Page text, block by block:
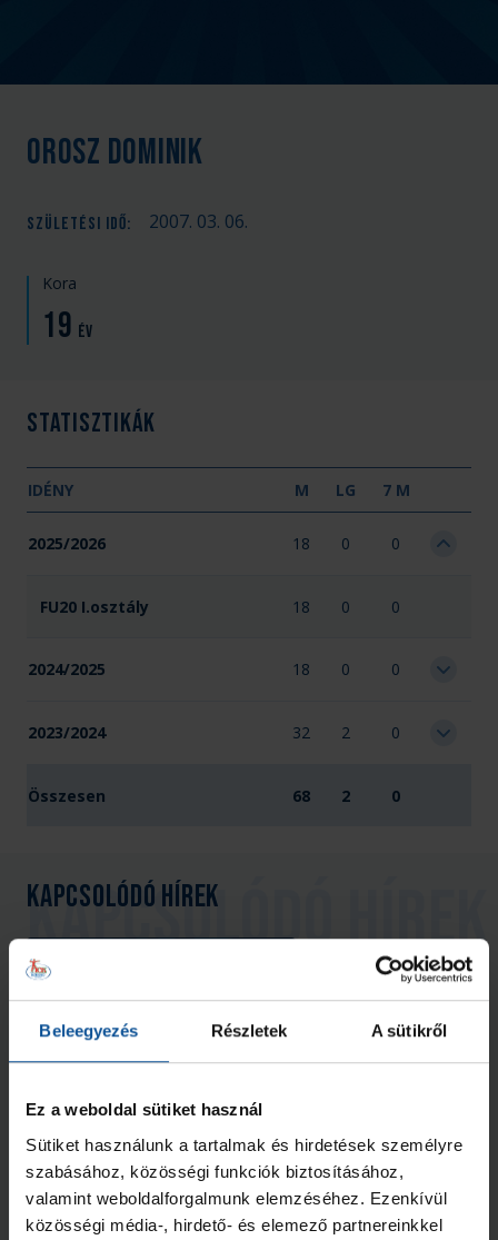
Beleegyezés Részletek A sütikről
Ez a weboldal sütiket használ
Sütiket használunk a tartalmak és hirdetések személyre
szabásához, közösségi funkciók biztosításához,
valamint weboldalforgalmunk elemzéséhez. Ezenkívül
közösségi média-, hirdető- és elemező partnereinkkel
Orosz Dominik
SZÜLETÉSI IDŐ: 2007. 03. 06.
Kora
19 év
Statisztikák
IDÉNY M LG 7 M
2025/2026 18 0 0
FU20 I.osztály 18 0 0
2024/2025 18 0 0
2023/2024 32 2 0
Összesen 68 2 0
Kapcsolódó hírek
Megnézem az összeset
U20 2026. máj. 19.